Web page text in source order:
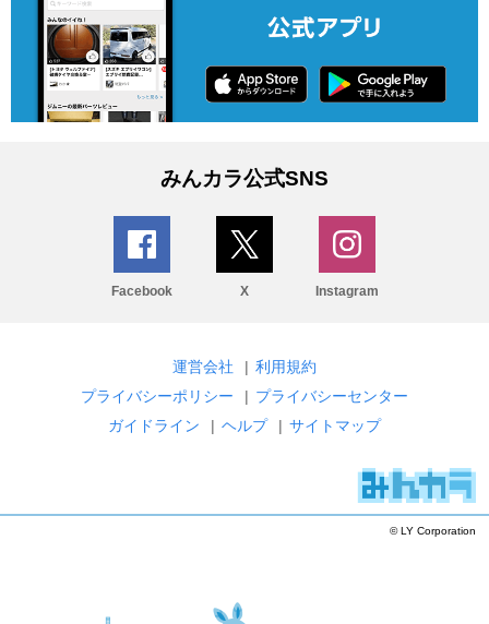
みんカラ公式SNS
Facebook X Instagram
運営会社 | 利用規約
プライバシーポリシー
| プライバシーセンター
ガイドライン
| ヘルプ | サイトマップ
© LY Corporation